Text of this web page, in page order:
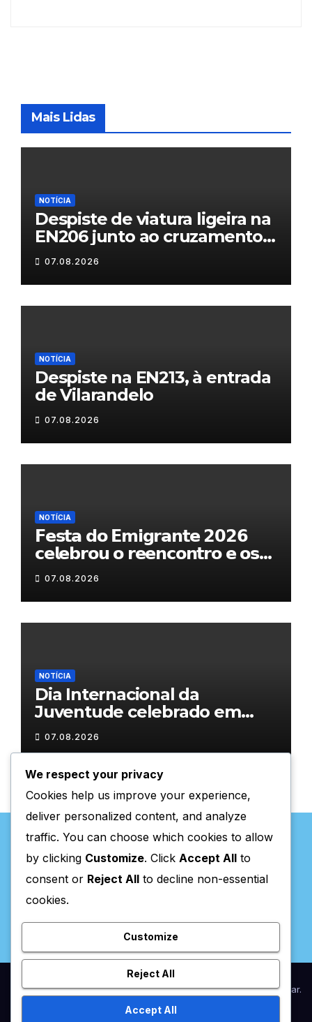
Mais Lidas
NOTÍCIA
Despiste de viatura ligeira na
EN206 junto ao cruzamento
Fornos do Pinhal
07.08.2026
NOTÍCIA
Despiste na EN213, à entrada
de Vilarandelo
07.08.2026
NOTÍCIA
𝗙𝗲𝘀𝘁𝗮 𝗱𝗼 𝗘𝗺𝗶𝗴𝗿𝗮𝗻𝘁𝗲 𝟮𝟬𝟮𝟲
𝗰𝗲𝗹𝗲𝗯𝗿𝗼𝘂 𝗼 𝗿𝗲𝗲𝗻𝗰𝗼𝗻𝘁𝗿𝗼 𝗲 𝗼𝘀
𝗹𝗮𝗰̧𝗼𝘀 𝗾𝘂𝗲 𝘂𝗻𝗲𝗺 𝗠𝘂𝗿𝗰̧𝗮
07.08.2026
NOTÍCIA
Dia Internacional da
Juventude celebrado em
Chaves com atividades
gratuitas
07.08.2026
Valpaços Online
Proudly powered by WordPress|Theme:NewsupbyThemeansar.
We respect your privacy
Cookies help us improve your experience,
deliver personalized content, and analyze
traffic. You can choose which cookies to allow
by clicking Customize. Click Accept All to
consent or Reject All to decline non-essential
cookies.
Customize
Reject All
Accept All